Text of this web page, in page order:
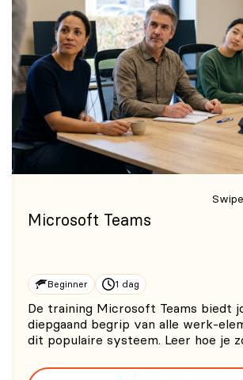
Microsoft Teams
Beginner 1 dag
De training Microsoft Teams biedt
diepgaand begrip van alle werk-
dit populaire systeem. Leer hoe je
videogesprekken zo soepel